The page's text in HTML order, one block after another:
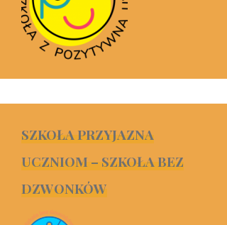
SZKOŁA PRZYJAZNA
UCZNIOM – SZKOŁA BEZ
DZWONKÓW